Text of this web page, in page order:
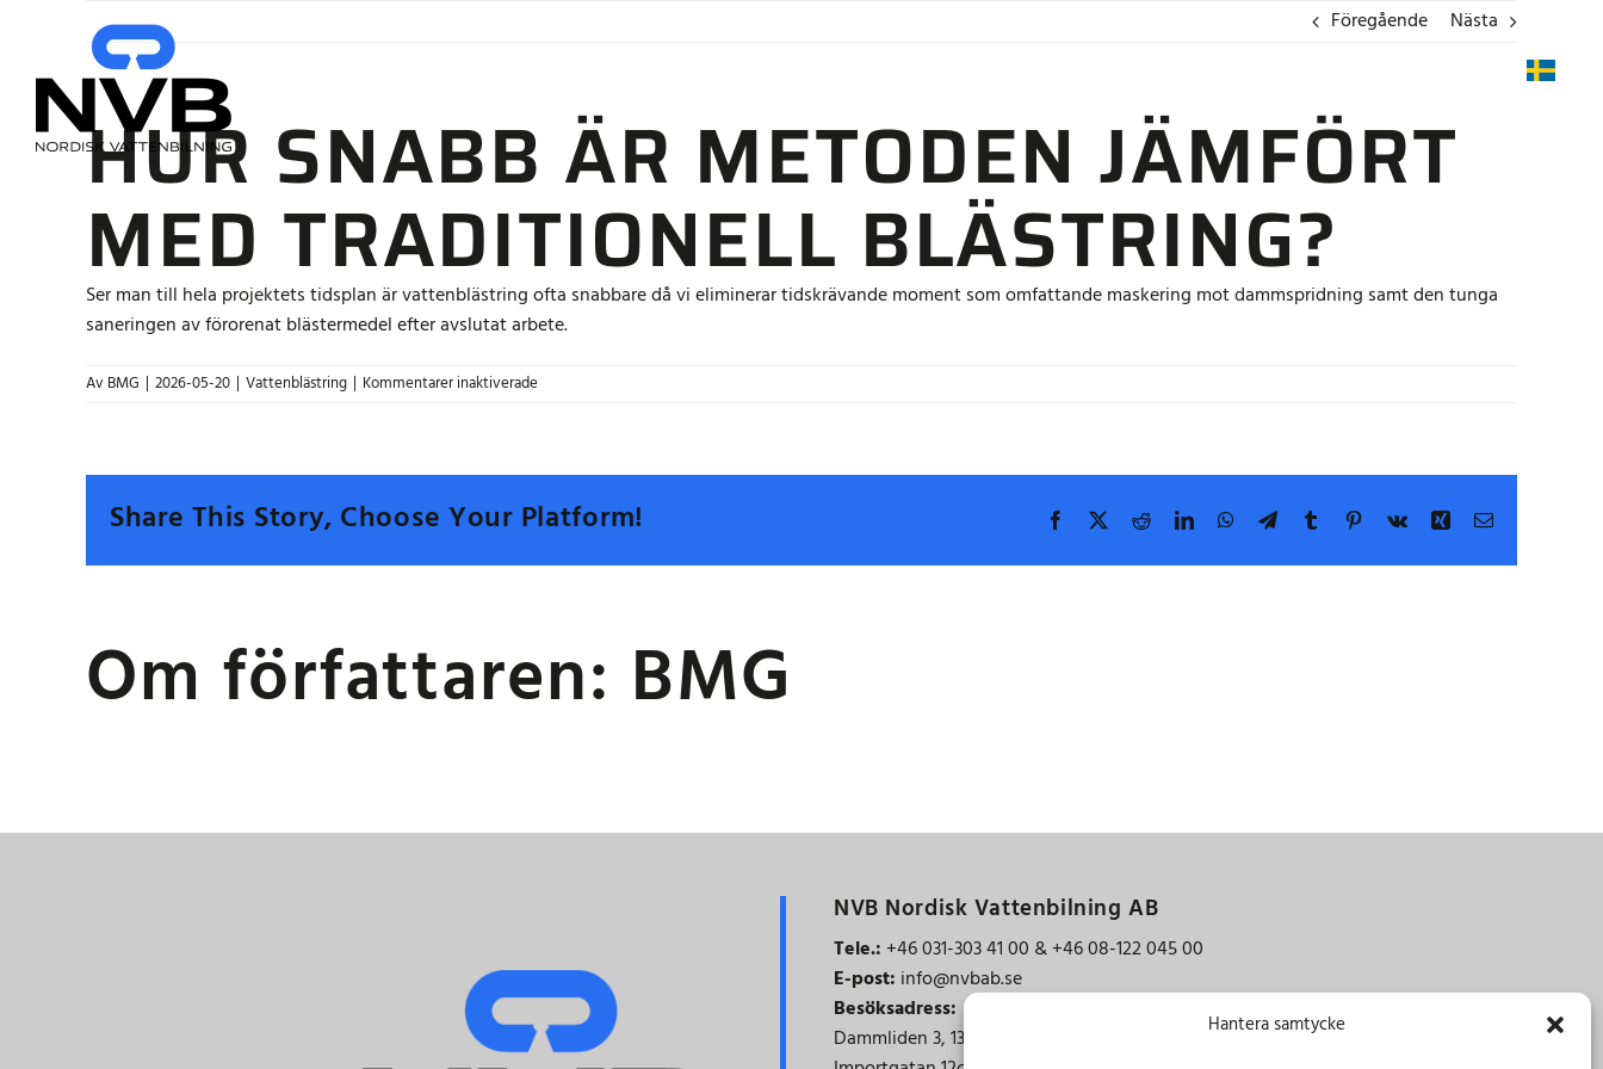
Hantera samtycke
innehållet
Föregående Nästa
HUR SNABB ÄR METODEN JÄMFÖRT
MED TRADITIONELL BLÄSTRING?
Ser man till hela projektets tidsplan är vattenblästring ofta snabbare då vi eliminerar tidskrävande moment som omfattande maskering mot dammspridning samt den tunga
saneringen av förorenat blästermedel efter avslutat arbete.
Av BMG | 2026-05-20 | Vattenblästring | Kommentarer inaktiveradeför
metoden
jämfört
med
blästring?
Share This Story, Choose Your Platform! Facebook RedditLinkedInWhatsApp
TelegramTumblr Pinterest
Vk Xing E-
Om författaren: BMG
NVB Nordisk Vattenbilning AB
Tele.: +46 031-303 41 00 & +46 08-122 045 00
E-post: info@nvbab.se
Besöksadress:
Dammliden 3,137 69 Österhaninge